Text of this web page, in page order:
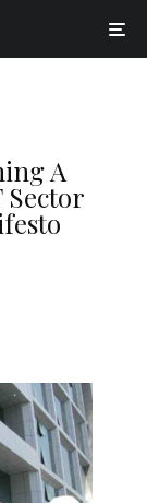
A
Sector